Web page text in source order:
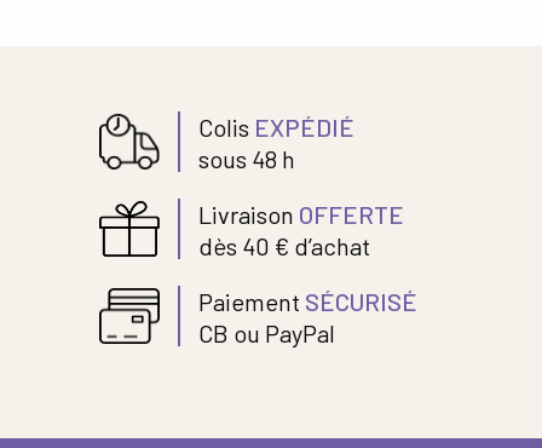
Colis EXPÉDIÉ
sous 48 h
Livraison OFFERTE
dès 40 € d’achat
Paiement SÉCURISÉ
CB ou PayPal